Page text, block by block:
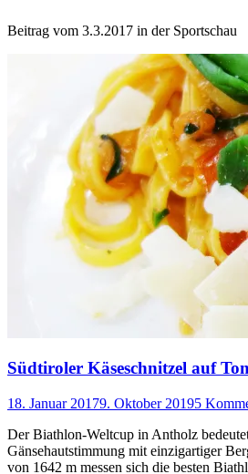
Beitrag vom 3.3.2017 in der Sportschau
Südtiroler Käseschnitzel auf
18. Januar 20179. Oktober 20195
Der Biathlon-Weltcup in Antholz
Gänsehautstimmung mit einzigartiger
von 1642 m messen sich die besten